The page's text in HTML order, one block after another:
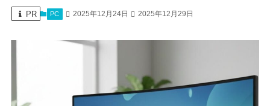
PR PC 2025年12月24日 2025年12月29日